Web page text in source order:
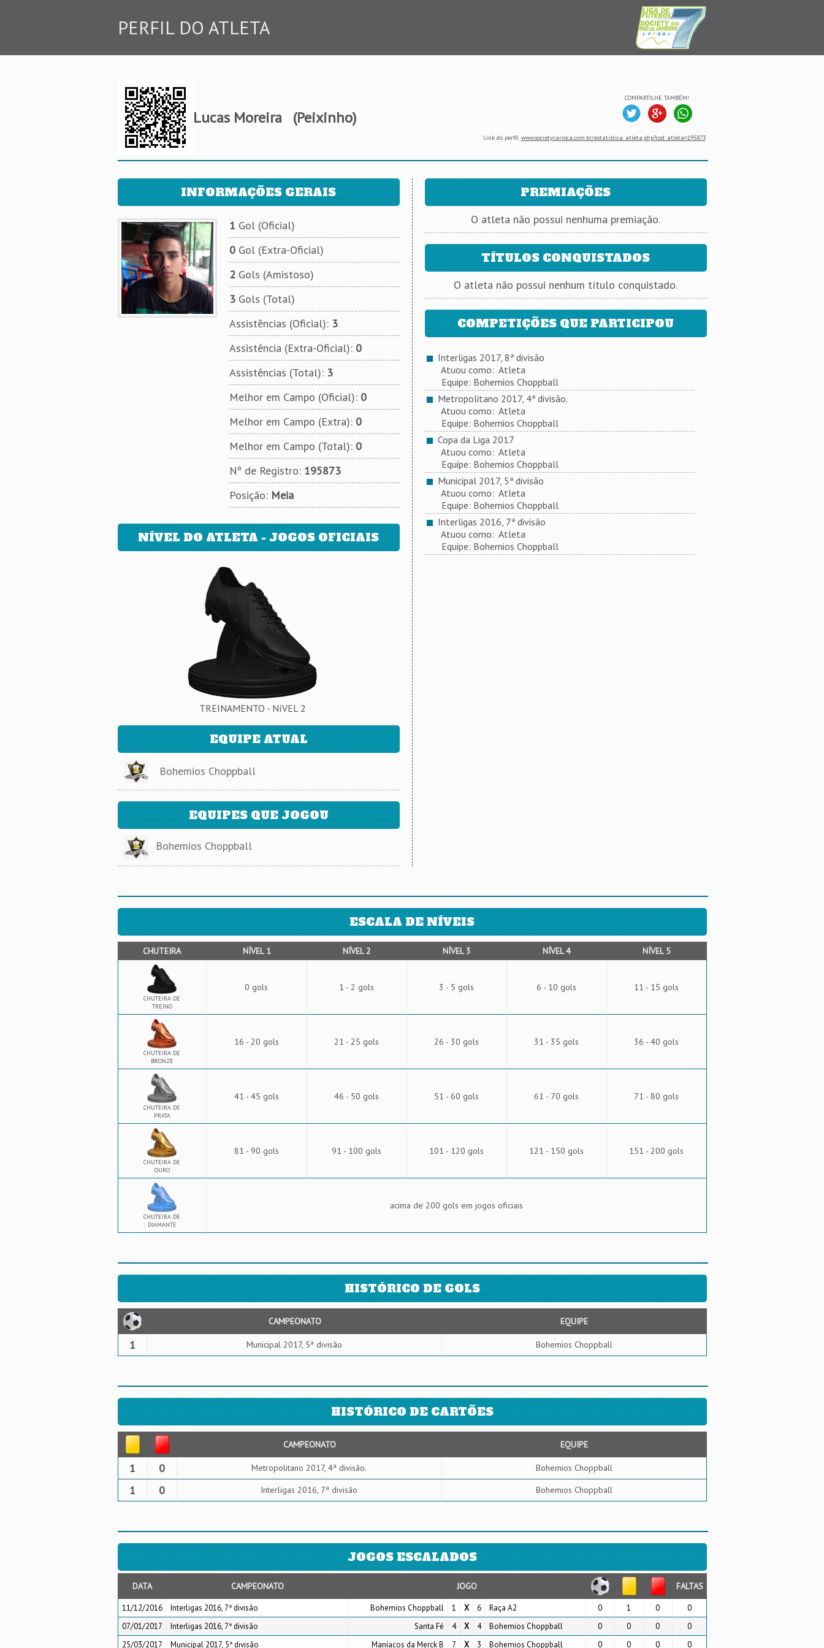
PERFIL DO ATLETA
Lucas Moreira (Peixinho)
COMPARTILHE TAMBÉM!
Link do perfil: www.societycarioca.com.br/estatistica_atleta.php?cod_atleta=195873
INFORMAÇÕES GERAIS
1 Gol (Oficial)
0Gol (Extra-Oficial)
2Gols (Amistoso)
3Gols (Total)
Assistências (Oficial): 3
Assistência (Extra-Oficial): 0
Assistências (Total): 3
Melhor em Campo (Oficial): 0
Melhor em Campo (Extra): 0
Melhor em Campo (Total): 0
Nº de Registro: 195873
Posição: Meia
NÍVEL DO ATLETA - JOGOS OFICIAIS
TREINAMENTO - NíVEL 2
EQUIPE ATUAL
Bohemios Choppball
EQUIPES QUE JOGOU
Bohemios Choppball
PREMIAÇÕES
O atleta não possui nenhuma premiação.
TÍTULOS CONQUISTADOS
O atleta não possui nenhum título conquistado.
COMPETIÇÕES QUE PARTICIPOU
Interligas 2017, 8ª divisão
Atuou como: Atleta
Equipe: Bohemios Choppball
Metropolitano 2017, 4ª divisão.
Atuou como: Atleta
Equipe: Bohemios Choppball
Copa da Liga 2017
Atuou como: Atleta
Equipe: Bohemios Choppball
Municipal 2017, 5ª divisão
Atuou como: Atleta
Equipe: Bohemios Choppball
Interligas 2016, 7ª divisão
Atuou como: Atleta
Equipe: Bohemios Choppball
ESCALA DE NÍVEIS
CHUTEIRA NÍVEL 1 NÍVEL 2 NÍVEL 3 NÍVEL 4 NÍVEL 5
CHUTEIRA DE
TREINO
0 gols 1 - 2 gols 3 - 5 gols 6 - 10 gols 11 - 15 gols
CHUTEIRA DE
BRONZE
16 - 20 gols 21 - 25 gols 26 - 30 gols 31 - 35 gols 36 - 40 gols
CHUTEIRA DE
PRATA
41 - 45 gols 46 - 50 gols 51 - 60 gols 61 - 70 gols 71 - 80 gols
CHUTEIRA DE
OURO
81 - 90 gols 91 - 100 gols 101 - 120 gols 121 - 150 gols 151 - 200 gols
CHUTEIRA DE
DIAMANTE
acima de 200 gols em jogos oficiais
HISTÓRICO DE GOLS
CAMPEONATO EQUIPE
1 Municipal 2017, 5ª divisão Bohemios Choppball
HISTÓRICO DE CARTÕES
CAMPEONATO EQUIPE
1 0 Metropolitano 2017, 4ª divisão. Bohemios Choppball
1 0 Interligas 2016, 7ª divisão Bohemios Choppball
JOGOS ESCALADOS
DATA CAMPEONATO JOGO FALTAS
11/12/2016 Interligas 2016, 7ª divisão Bohemios Choppball 1 X 6 Raça A2 0 1 0
0
07/01/2017
Interligas 2016, 7ª divisão Santa Fé 4 X 4 Bohemios Choppball 0 0 0
0
25/03/2017
Municipal 2017, 5ª divisão Maníacos da Merck B 7 X 3 Bohemios Choppball 0 0 0 0